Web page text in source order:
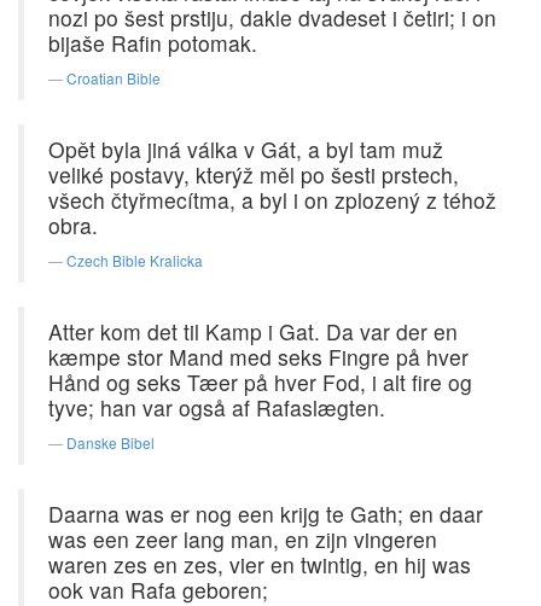
nozi po šest prstiju, dakle dvadeset i četiri; i on
bijaše Rafin potomak.
Croatian Bible
Opět byla jiná válka v Gát, a byl tam muž
veliké postavy, kterýž měl po šesti prstech,
všech čtyřmecítma, a byl i on zplozený z téhož
obra.
Czech Bible Kralicka
Atter kom det til Kamp i Gat. Da var der en
kæmpe stor Mand med seks Fingre på hver
Hånd og seks Tæer på hver Fod, i alt fire og
tyve; han var også af Rafaslægten.
Danske Bibel
Daarna was er nog een krijg te Gath; en daar
was een zeer lang man, en zijn vingeren
waren zes en zes, vier en twintig, en hij was
ook van Rafa geboren;